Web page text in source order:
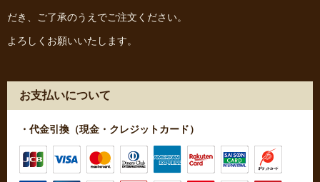
だき、ご了承のうえでご注文ください。
よろしくお願いいたします。
お支払いについて
・代金引換（現金・クレジットカード）